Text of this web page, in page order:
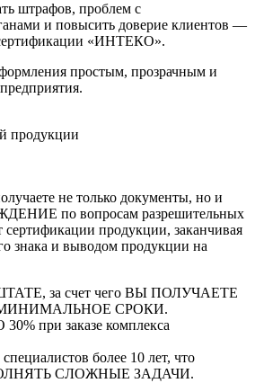
штрафов, проблем с
и повысить доверие клиентов —
«ИНТЕКО».
простым, прозрачным и
продукции
не только документы, но и
по вопросам разрешительных
сертификации продукции, заканчивая
знака и выводом продукции на
за счет чего ВЫ ПОЛУЧАЕТЕ
СРОКИ.
при заказе комплекса
более 10 лет, что
СЛОЖНЫЕ ЗАДАЧИ.